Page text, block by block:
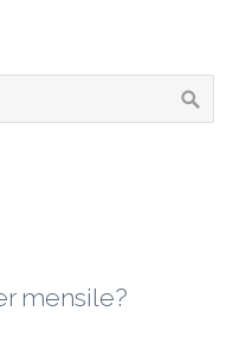
mensile?